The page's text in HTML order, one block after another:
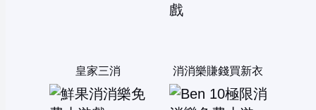
皇家三消 消消樂賺錢買新衣